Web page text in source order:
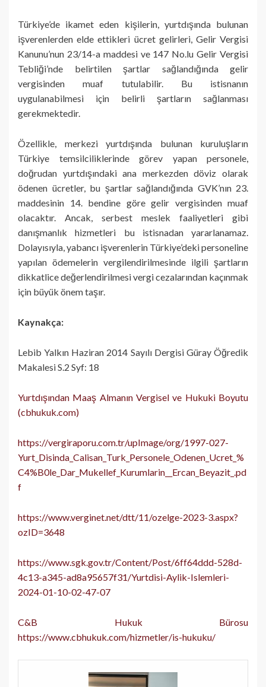
Türkiye’de ikamet eden kişilerin, yurtdışında bulunan
işverenlerden elde ettikleri ücret gelirleri, Gelir Vergisi
Kanunu’nun 23/14-a maddesi ve 147 No.lu Gelir Vergisi
Tebliği’nde belirtilen şartlar sağlandığında gelir
vergisinden muaf tutulabilir. Bu istisnanın
uygulanabilmesi için belirli şartların sağlanması
gerekmektedir.
Özellikle, merkezi yurtdışında bulunan kuruluşların
Türkiye temsilciliklerinde görev yapan personele,
doğrudan yurtdışındaki ana merkezden döviz olarak
ödenen ücretler, bu şartlar sağlandığında GVK’nın 23.
maddesinin 14. bendine göre gelir vergisinden muaf
olacaktır. Ancak, serbest meslek faaliyetleri gibi
danışmanlık hizmetleri bu istisnadan yararlanamaz.
Dolayısıyla, yabancı işverenlerin Türkiye’deki personeline
yapılan ödemelerin vergilendirilmesinde ilgili şartların
dikkatlice değerlendirilmesi vergi cezalarından kaçınmak
için büyük önem taşır.
Kaynakça:
Lebib Yalkın Haziran 2014 Sayılı Dergisi Güray Öğredik
Makalesi S.2 Syf: 18
Yurtdışından Maaş Almanın Vergisel ve Hukuki Boyutu
(cbhukuk.com)
https://vergiraporu.com.tr/upImage/org/1997-027-
Yurt_Disinda_Calisan_Turk_Personele_Odenen_Ucret_%
C4%B0le_Dar_Mukellef_Kurumlarin__Ercan_Beyazit_.pd
f
https://www.verginet.net/dtt/11/ozelge-2023-3.aspx?
ozID=3648
https://www.sgk.gov.tr/Content/Post/6ff64ddd-528d-
4c13-a345-ad8a95657f31/Yurtdisi-Aylik-Islemleri-
2024-01-10-02-47-07
C&B Hukuk Bürosu
https://www.cbhukuk.com/hizmetler/is-hukuku/